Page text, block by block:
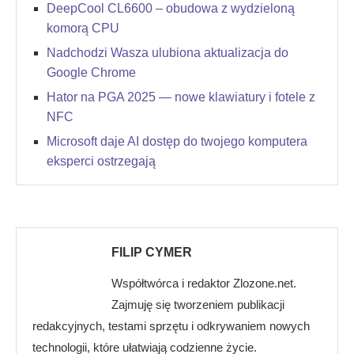
DeepCool CL6600 – obudowa z wydzieloną
komorą CPU
Nadchodzi Wasza ulubiona aktualizacja do
Google Chrome
Hator na PGA 2025 — nowe klawiatury i fotele z
NFC
Microsoft daje AI dostęp do twojego komputera
eksperci ostrzegają
FILIP CYMER
Współtwórca i redaktor Zlozone.net.
Zajmuję się tworzeniem publikacji
redakcyjnych, testami sprzętu i odkrywaniem nowych
technologii, które ułatwiają codzienne życie.